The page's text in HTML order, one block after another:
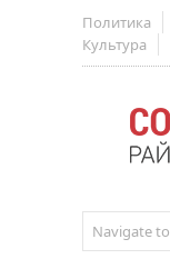
Политика
Культура